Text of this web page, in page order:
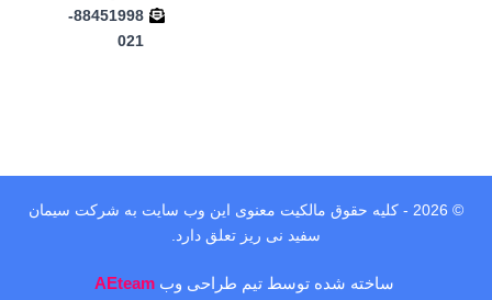
88451998-
021
© 2026 - کلیه حقوق مالکیت معنوی این وب‌ سایت به شرکت سیمان
سفید نی ریز تعلق دارد.
ساخته شده توسط تیم طراحی وب AEteam